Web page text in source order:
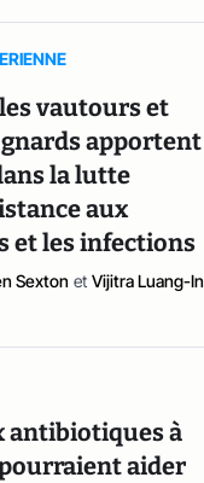
vautours et
apportent
la lutte
aux
et les infections
Sexton et Vijitra Luang-In
antibiotiques à
aider